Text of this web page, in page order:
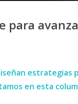
para
en esta